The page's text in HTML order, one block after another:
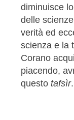
diminuisce
delle
verità ed
scienza e la
Corano
piacendo,
questo tafsìr.